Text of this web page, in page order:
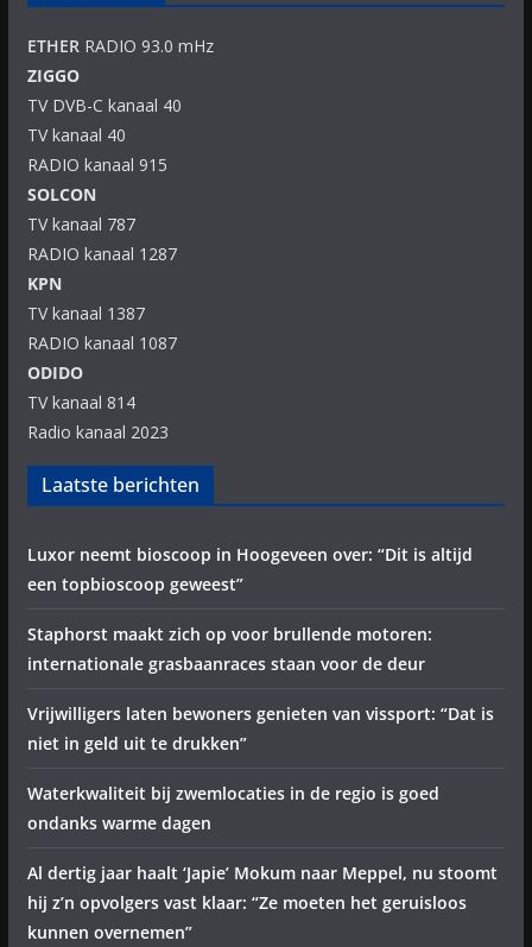
ETHERRADIO 93.0 mHz
ZIGGO
TV DVB-C kanaal 40
TV kanaal 40
RADIO kanaal 915
SOLCON
TV kanaal 787
RADIO kanaal 1287
KPN
TV kanaal 1387
RADIO kanaal 1087
ODIDO
TV kanaal 814
Radio kanaal 2023
Laatste berichten
Luxor neemt bioscoop in Hoogeveen over: “Dit is altijd
een topbioscoop geweest”
Staphorst maakt zich op voor brullende motoren:
internationale grasbaanraces staan voor de deur
Vrijwilligers laten bewoners genieten van vissport: “Dat is
niet in geld uit te drukken”
Waterkwaliteit bij zwemlocaties in de regio is goed
ondanks warme dagen
Al dertig jaar haalt ‘Japie’ Mokum naar Meppel, nu stoomt
hij z’n opvolgers vast klaar: “Ze moeten het geruisloos
kunnen overnemen”